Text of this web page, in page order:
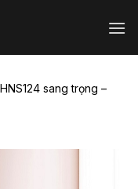
sang trọng –